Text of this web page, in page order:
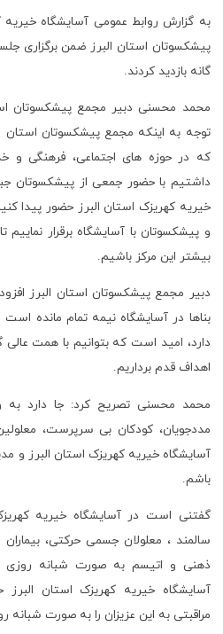
به گزارش روابط عمومی آسایشگاه
پیشکسوتان استان البرز ضمن برگزاری
گانه بازدید کردند.
محمد محسنی دبیر مجمع پیشکسوتان
توجه به اینکه مجمع پیشکسوتان استان
که در حوزه های اجتماعی، فرهنگی و
داشتیم با حضور جمعی از پیشکسوتان
خیریه کهریزک استان البرز حضور پیدا
و پیشکسوتان با آسایشگاه برقرار
بیشتر این مرکز باشیم.
دبیر مجمع پیشکسوتان استان البرز
بناها در آسایشگاه نیمه تمام مانده
دارد، امید است که بتوانیم با همت
اهداف قدم برداریم.
محمد محسنی تصریح کرد: جا دارد به
مددجویان، کودکان بی سرپرست،
آسایشگاه خیریه کهریزک استان البرز و
باشم.
سالمند ، معلولان جسمی حرکتی،
ذهنی و اتیسم به صورت شبانه
آسایشگاه خیریه کهریزک استان
مراقبتی به این عزیزان را به صورت شبانه